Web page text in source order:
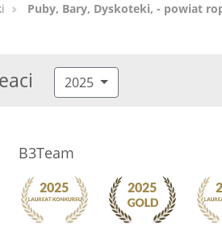
Puby, Bary, Dyskoteki, - powiat
2025
B3Team